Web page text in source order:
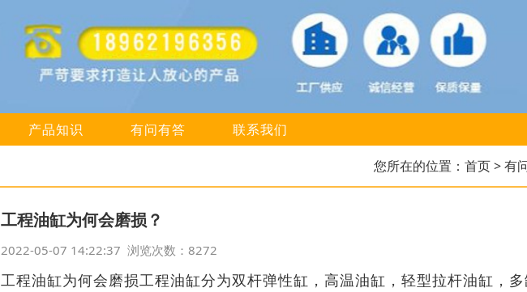
产品知识 有问有答 联系我们
您所在的位置： 首页> 有
工程油缸为何会磨损？
2022-05-07 14:22:37 浏览次数：8272
工程油缸为何会磨损工程油缸分为双杆弹性缸，高温油缸，轻型拉杆油缸，